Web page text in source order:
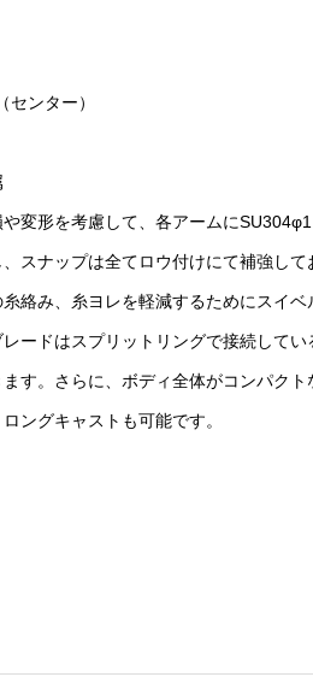
ンター）
変形を考慮して、各アームに
スナップは全てロウ付けにて補強して
絡み、糸ヨレを軽減するためにスイベ
ードはスプリットリングで接続してい
す。さらに、ボディ全体がコンパクト
ングキャストも可能です。